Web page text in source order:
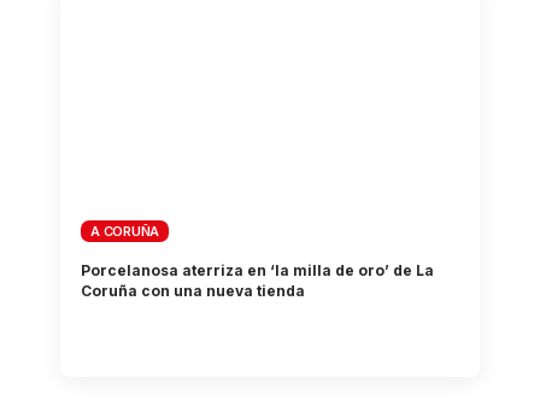
A CORUÑA
Porcelanosa aterriza en ‘la milla de oro’ de La
Coruña con una nueva tienda